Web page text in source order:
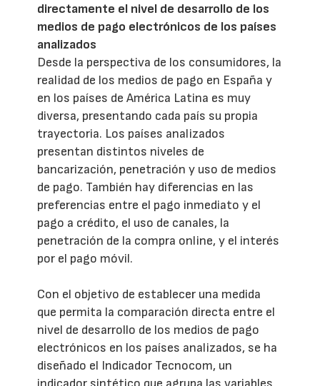
directamente el nivel de desarrollo de los
medios de pago electrónicos de los países
analizados
Desde la perspectiva de los consumidores, la
realidad de los medios de pago en España y
en los países de América Latina es muy
diversa, presentando cada país su propia
trayectoria. Los países analizados
presentan distintos niveles de
bancarización, penetración y uso de medios
de pago. También hay diferencias en las
preferencias entre el pago inmediato y el
pago a crédito, el uso de canales, la
penetración de la compra online, y el interés
por el pago móvil.
Con el objetivo de establecer una medida
que permita la comparación directa entre el
nivel de desarrollo de los medios de pago
electrónicos en los países analizados, se ha
diseñado el Indicador Tecnocom, un